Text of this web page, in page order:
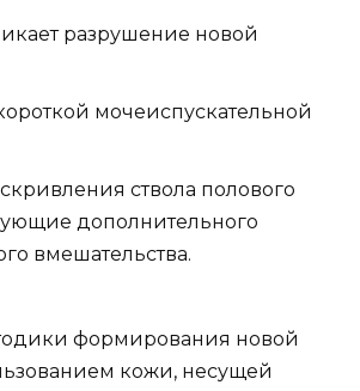
разрушение новой
мочеиспускательной
ствола полового
дополнительного
вмешательства.
формирования новой
кожи, несущей